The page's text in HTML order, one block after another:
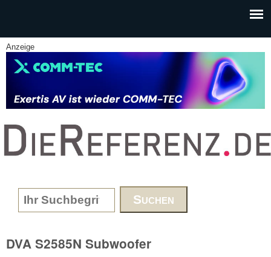
Anzeige
www.DieReferenz.de
Search form
DVA S2585N Subwoofer